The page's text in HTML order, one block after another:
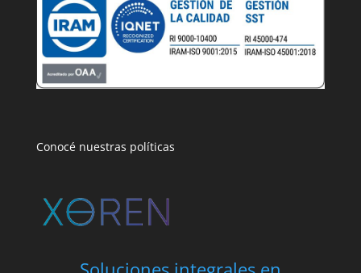
Conocé nuestras políticas